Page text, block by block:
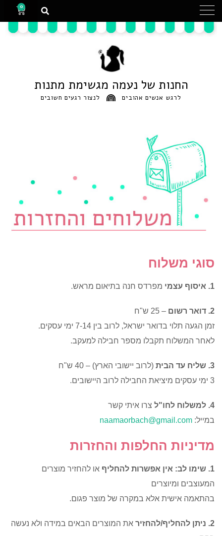
0
החנות של נעמה מגשימת מתנות
לרגש אנשים אהובים לנצור רגעים חשובים
סוגי משלוח
1. איסוף עצמי מפרדס חנה בתיאום מראש.
2. דואר רשום
– 25 ש"ח
זמן הגעה תלוי בדואר ישראל, לרוב בין 7-14 ימי עסקים.
לאחר המשלוח תקבלו מספר חבילה למעקב.
3. שליח עד הבית
(לרוב יישובי הארץ) – 40 ש"ח
3 ימי עסקים מיציאת החבילה לרוב היישובים.
4. למשלוח לחו"ל
צרו איתי קשר
במייל: naamaorbach@gmail.com
מדיניות החלפות והחזרות
1. שימו לב: אין אפשרות להחליף או להחזיר מוצרים
המעוצבים ומיוצרים
בהתאמה אישית אלא במקרה של מוצר פגום.
2. ניתן להחליף/להחזיר
את המוצרים הבאים במידה ולא נעשה